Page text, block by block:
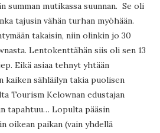
summan mutikassa suunnan. Se oli
tajusin vähän turhan myöhään.
takaisin, niin olinkin jo 30
Lentokenttähän siis oli sen 13
Eikä asiaa tehnyt yhtään
kaiken sähläilyn takia puolisen
Tourism Kelownan edustajan
tapahtuu… Lopulta pääsin
oikean paikan (vain yhdellä